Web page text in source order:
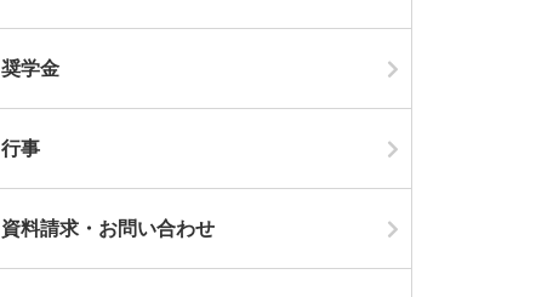
奨学金
行事
資料請求・お問い合わせ